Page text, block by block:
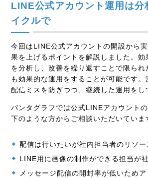
LINE公式アカウント運用は分
イクルで
今回はLINE公式アカウントの開設から
果を上げるポイントを解説しました。効
を分析し、改善を繰り返すことで限られ
も効果的な運用をすることが可能です。
配信ミスを防ぎつつ、継続した運用をし
パンタグラフでは公式LINEアカウント
下のような方からご相談いただいていま
配信は行いたいが社内担当者のリソ
LINE用に画像の制作ができる担当が
メッセージ配信の開封率が低いため